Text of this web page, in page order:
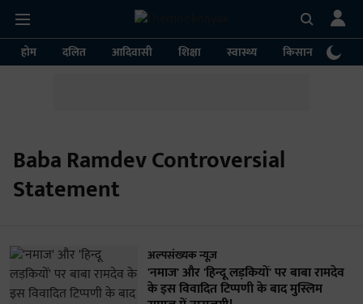
होम दलित आदिवासी शिक्षा स्वास्थ्य किसान
Baba Ramdev Controversial
Statement
अल्पसंख्यक न्यूज़
'नमाज' और 'हिन्दू लड़कियों' पर बाबा रामदेव
के इस विवादित टिप्पणी के बाद मुस्लिम